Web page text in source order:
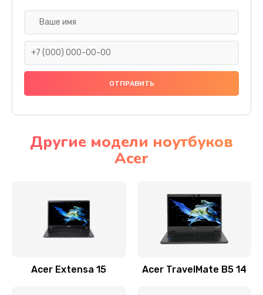
Ремонт подсветки
Настройка BIOS
Замена видеочипа
Заказать
Другие модели ноутбуков
Acer
Acer Extensa 15 Acer TravelMate B5 14